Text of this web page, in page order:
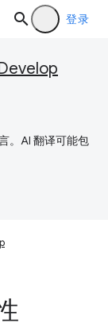
登录
。AI 翻译可能包